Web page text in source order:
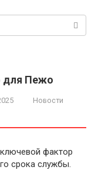
для Пежо
Новости
фактор
срока службы.